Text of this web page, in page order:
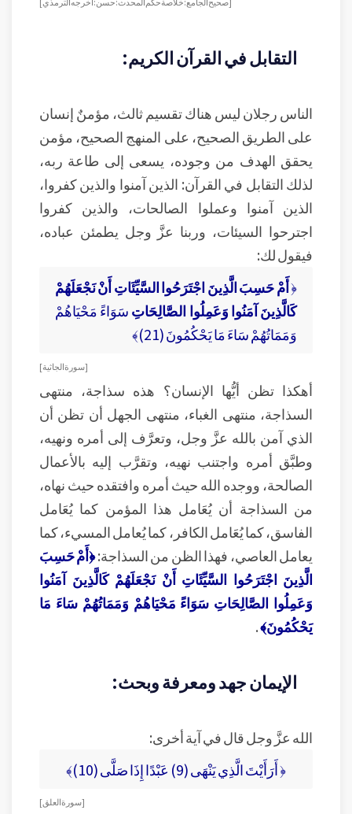
التقابل في القرآن الكريم:
الناس رجلان ليس هناك تقسيم ثالث، مؤمنٌ إنسان
على الطريق الصحيح، على المنهج الصحيح، مؤمن
يحقق الهدف من وجوده، يسعى إلى طاعة ربه،
لذلك التقابل في القرآن: الذين آمنوا والذين كفروا،
الذين آمنوا وعملوا الصالحات، والذين كفروا
اجترحوا السيئات، وربنا عزَّ وجل يطمئن عباده،
فيقول لك:
﴿أَمْ حَسِبَ الَّذِينَ اجْتَرَحُوا السَّيِّئَاتِ أَنْ نَجْعَلَهُمْ
كَالَّذِينَ آمَنُوا وَعَمِلُوا الصَّالِحَاتِسَوَاءً مَحْيَاهُمْ
وَمَمَاتُهُمْ سَاءَ مَا يَحْكُمُونَ (21)﴾
[ سورة الجاثية ]
أهكذا تظن أيُّها الإنسان؟ هذه سذاجة، منتهى
السذاجة، منتهى الغباء، منتهى الجهل أن تظن أن
الذي آمن بالله عزَّ وجل، وتعرَّف إلى أمره ونهيه،
وطبَّق أمره واجتنب نهيه، وتقرَّب إليه بالأعمال
الصالحة، ووجده الله حيث أمره وافتقده حيث نهاه،
من السذاجة أن يُعَامل هذا المؤمن كما يُعَامل
الفاسق، كما يُعَامل الكافر، كما يُعامل المسيء، كما
يعامل العاصي، فهذا الظن من السذاجة:﴿أَمْ حَسِبَ
الَّذِينَ اجْتَرَحُوا السَّيِّئَاتِ أَنْ نَجْعَلَهُمْ كَالَّذِينَ آمَنُوا
وَعَمِلُوا الصَّالِحَاتِ سَوَاءً مَحْيَاهُمْ وَمَمَاتُهُمْ سَاءَ مَا
يَحْكُمُونَ﴾.
الإيمان جهد ومعرفة وبحث:
الله عزَّ وجل قال في آية أخرى:
﴿ أَرَأَيْتَ الَّذِي يَنْهَى (9) عَبْدًا إِذَا صَلَّى (10)﴾
[ سورة العلق ]